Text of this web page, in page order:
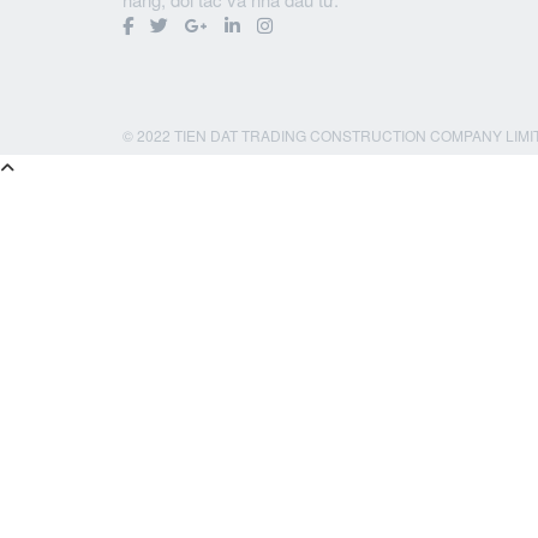
© 2022 TIEN DAT TRADING CONSTRUCTION COMPANY